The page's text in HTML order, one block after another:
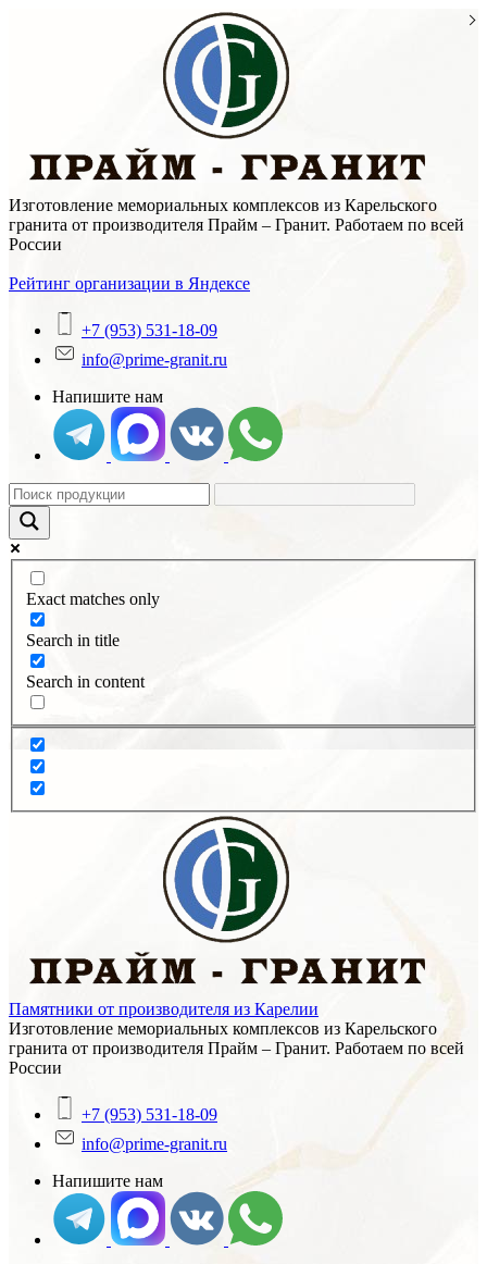
Изготовление мемориальных комплексов из Карельского
гранита от производителя Прайм – Гранит. Работаем по всей
России
Рейтинг организации в Яндексе
+7 (953) 531-18-09
info@prime-granit.ru
Напишите нам
Exact matches only
Search in title
Search in content
Памятники от производителя из Карелии
Изготовление мемориальных комплексов из Карельского
гранита от производителя Прайм – Гранит. Работаем по всей
России
+7 (953) 531-18-09
info@prime-granit.ru
Напишите нам